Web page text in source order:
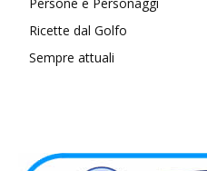
Persone e Personaggi
Ricette dal Golfo
Sempre attuali